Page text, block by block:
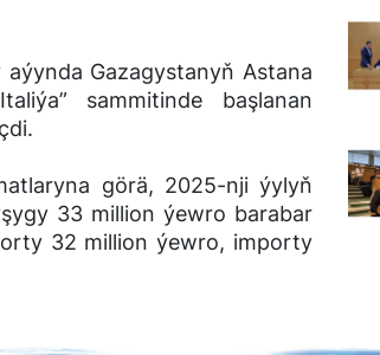
Gazagystanyň Astana
sammitinde başlanan
görä, 2025-nji ýylyň
33 million ýewro barabar
32 million ýewro, importy